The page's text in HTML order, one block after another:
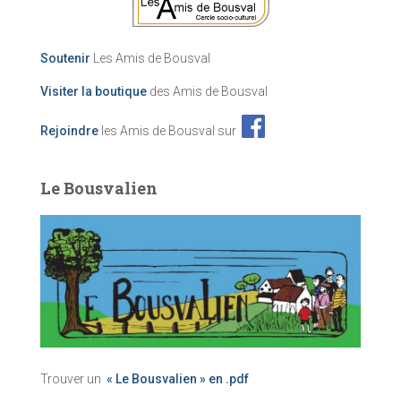
Soutenir Les Amis de Bousval
Visiter la boutique des Amis de Bousval
Rejoindre les Amis de Bousval sur
Le Bousvalien
Trouver un « Le Bousvalien » en .pdf